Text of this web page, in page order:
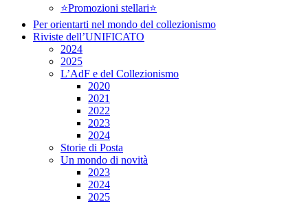
⭐Promozioni stellari⭐
Per orientarti nel mondo del collezionismo
Riviste dell’UNIFICATO
2024
2025
L’AdF e del Collezionismo
2020
2021
2022
2023
2024
Storie di Posta
Un mondo di novità
2023
2024
2025